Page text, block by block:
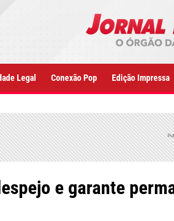
Legal Conexão Pop Edição Impressa
e garante